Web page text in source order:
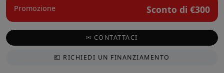
Promozione Sconto di €300
✉ CONTATTACI
💶 RICHIEDI UN FINANZIAMENTO